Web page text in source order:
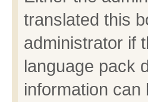
translated this
administrator if
language pack
information